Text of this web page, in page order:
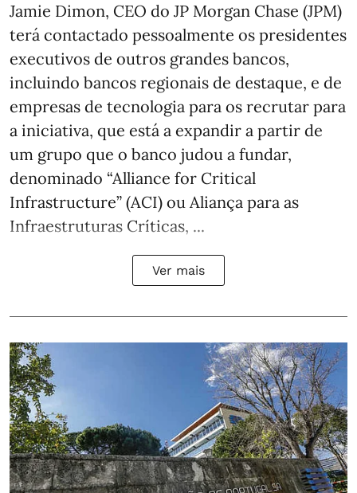
Jamie Dimon, CEO do JP Morgan Chase (JPM)
terá contactado pessoalmente os presidentes
executivos de outros grandes bancos,
incluindo bancos regionais de destaque, e de
empresas de tecnologia para os recrutar para
a iniciativa, que está a expandir a partir de
um grupo que o banco judou a fundar,
denominado “Alliance for Critical
Infrastructure” (ACI) ou Aliança para as
Infraestruturas Críticas, ...
Ver mais